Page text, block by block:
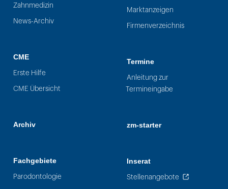
Zahnmedizin
News-Archiv
CME
Erste Hilfe
CME Übersicht
Archiv
Fachgebiete
Parodontologie
Marktanzeigen
Firmenverzeichnis
Termine
Anleitung zur
Termineingabe
zm-starter
Inserat
Stellenangebote